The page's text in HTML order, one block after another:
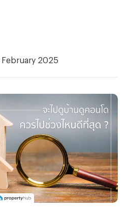
February 2025